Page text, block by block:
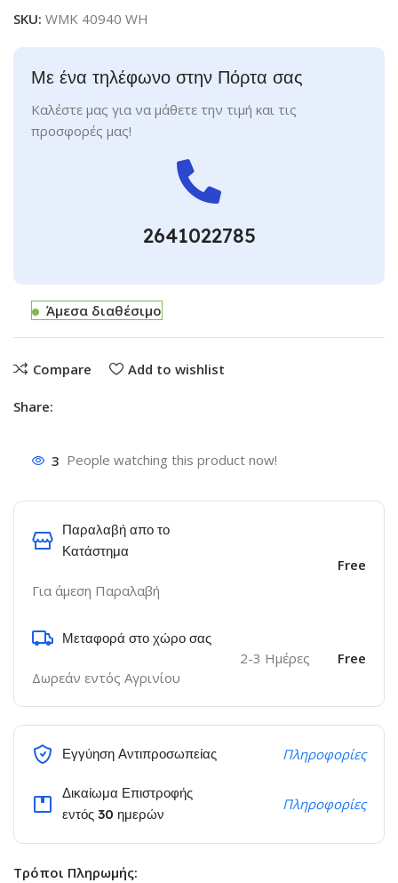
SKU:WMK 40940 WH
Με ένα τηλέφωνο στην Πόρτα σας
Καλέστε μας για να μάθετε την τιμή και τις
προσφορές μας!
2641022785
Άμεσα διαθέσιμο
Compare Add to wishlist
Share:
3 People watching this product now!
Παραλαβή απο το
Κατάστημα
Για άμεση Παραλαβή
Free
Μεταφορά στο χώρο σας
Δωρεάν εντός Αγρινίου
2-3 Ημέρες Free
Εγγύηση Αντιπροσωπείας Πληροφορίες
Δικαίωμα Επιστροφής
εντός 30 ημερών
Πληροφορίες
Τρόποι Πληρωμής: